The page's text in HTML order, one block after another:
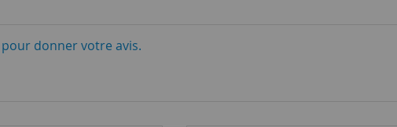
pour donner votre avis.